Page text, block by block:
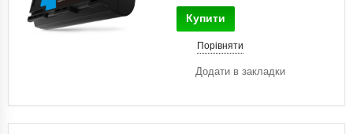
Купити
Порівняти
Додати в закладки